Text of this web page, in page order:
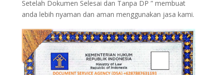
Setelah Dokumen Selesai dan Tanpa DP ” membuat
anda lebih nyaman dan aman menggunakan jasa kami.